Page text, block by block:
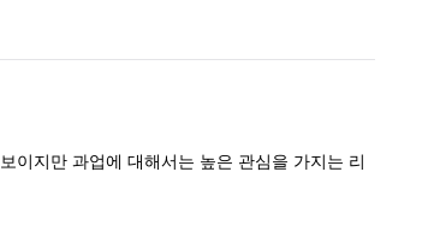
이지만 과업에 대해서는 높은 관심을 가지는 리